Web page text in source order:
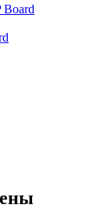
Board